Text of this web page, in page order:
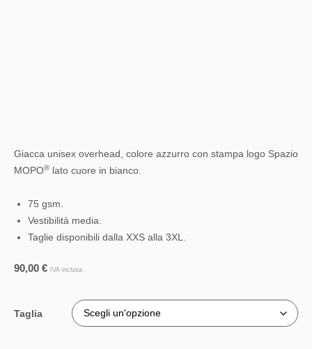
Giacca unisex overhead, colore azzurro con stampa logo Spazio
MOPO® lato cuore in bianco.
75 gsm.
Vestibilità media.
Taglie disponibili dalla XXS alla 3XL.
90,00 € IVA inclusa
Taglia